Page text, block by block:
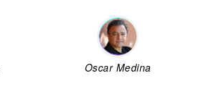
Oscar Medina